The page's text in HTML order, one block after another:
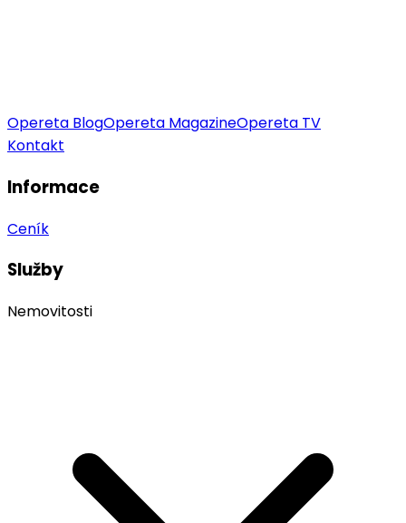
Opereta BlogOpereta MagazineOpereta TV
Kontakt
Informace
Ceník
Služby
Nemovitosti